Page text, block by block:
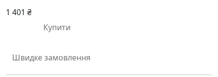
1 401 ₴
Купити
Швидке замовлення